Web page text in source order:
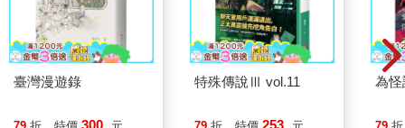
臺灣漫遊錄
300
特殊傳說Ⅲ vol.11
253
為怪